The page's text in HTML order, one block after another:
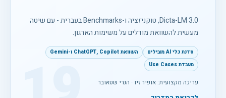
Dicta-LM 3.0, טוקניזציה ו-Benchmarks בעברית - עם שיטה
מעשית להשוואת מודלים על משימות הארגון.
סדנת כלי AI מובילים
השוואת ChatGPT, Copilot ו-Gemini
מעבדת Use Cases
עריכה מקצועית: אופיר זיו · הנרי שטאובר